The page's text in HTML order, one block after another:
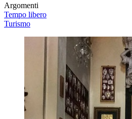
Argomenti
Tempo libero
Turismo